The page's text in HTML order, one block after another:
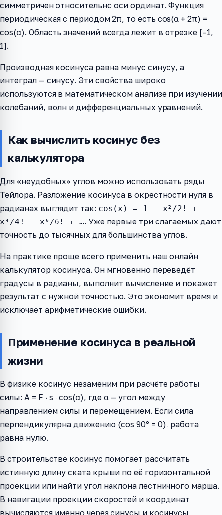
симметричен относительно оси ординат. Функция
периодическая с периодом 2π, то есть cos(α + 2π) =
cos(α). Область значений всегда лежит в отрезке [–1,
1].
Производная косинуса равна минус синусу, а
интеграл — синусу. Эти свойства широко
используются в математическом анализе при изучении
колебаний, волн и дифференциальных уравнений.
Как вычислить косинус без
калькулятора
Для «неудобных» углов можно использовать ряды
Тейлора. Разложение косинуса в окрестности нуля в
радианах выглядит так: cos(x) = 1 – x²/2! +
x⁴/4! – x⁶/6! + …. Уже первые три слагаемых дают
точность до тысячных для большинства углов.
На практике проще всего применить наш онлайн
калькулятор косинуса. Он мгновенно переведёт
градусы в радианы, выполнит вычисление и покажет
результат с нужной точностью. Это экономит время и
исключает арифметические ошибки.
Применение косинуса в реальной
жизни
В физике косинус незаменим при расчёте работы
силы: A = F · s · cos(α), где α — угол между
направлением силы и перемещением. Если сила
перпендикулярна движению (cos 90° = 0), работа
равна нулю.
В строительстве косинус помогает рассчитать
истинную длину ската крыши по её горизонтальной
проекции или найти угол наклона лестничного марша.
В навигации проекции скоростей и координат
вычисляются именно через синусы и косинусы